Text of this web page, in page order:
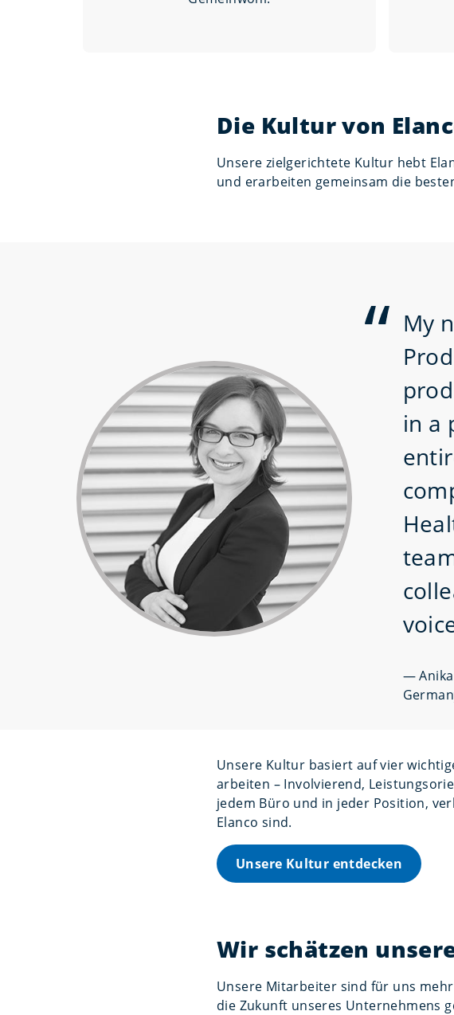
Die Kultur von
Unsere zielgerichtete Kultur hebt
und erarbeiten gemeinsam die
My
in a
—
Unsere Kultur basiert auf vier
arbeiten – Involvierend,
jedem Büro und in jeder Position,
Elanco sind.
Unsere Kultur entdecken
Wir schätzen
Unsere Mitarbeiter sind für uns
die Zukunft unseres Unternehmens